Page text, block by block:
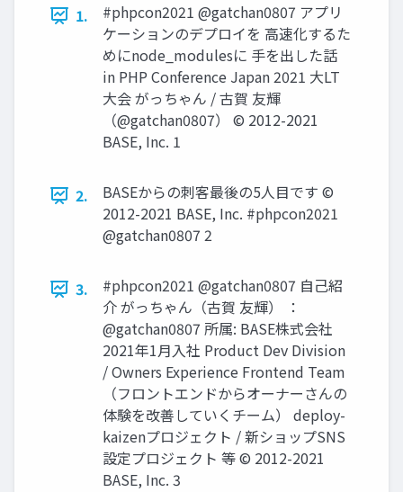
1.
#phpcon2021 @gatchan0807 アプリ
ケーションのデプロイを 高速化するた
めにnode_modulesに 手を出した話
in PHP Conference Japan 2021 大LT
大会 がっちゃん / 古賀 友輝
（@gatchan0807） © 2012-2021
BASE, Inc. 1
2.
BASEからの刺客最後の5人目です ©
2012-2021 BASE, Inc. #phpcon2021
@gatchan0807 2
3.
#phpcon2021 @gatchan0807 自己紹
介 がっちゃん（古賀 友輝） ：
@gatchan0807 所属: BASE株式会社
2021年1月入社 Product Dev Division
/ Owners Experience Frontend Team
（フロントエンドからオーナーさんの
体験を改善していくチーム） deploy-
kaizenプロジェクト / 新ショップSNS
設定プロジェクト 等 © 2012-2021
BASE, Inc. 3